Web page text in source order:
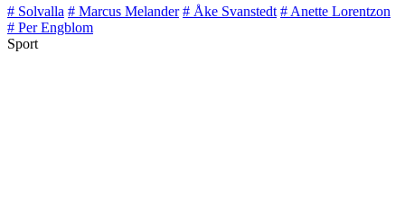
# Solvalla # Marcus Melander # Åke Svanstedt # Anette Lorentzon
# Per Engblom
Sport